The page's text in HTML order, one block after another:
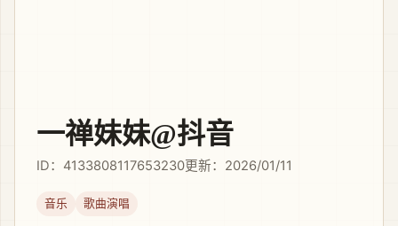
一禅妹妹@抖音
ID：4133808117653230更新：2026/01/11
音乐 歌曲演唱